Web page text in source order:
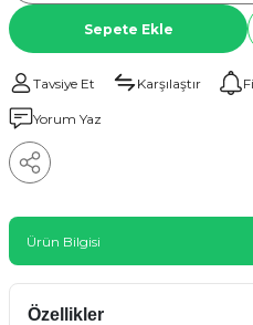
Sepete Ekle
Tavsiye Et Karşılaştır
Yorum Yaz
Ürün Bilgisi
Özellikler